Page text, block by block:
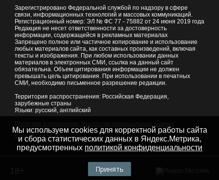
Зарегистрировано Федеральной службой по надзору в сфере
связи, информационных технологий и массовых коммуникаций.
Регистрационный номер: ЭЛ № ФС 77 - 75882 от 24 июня 2019 года
Редакция не несет ответственности за достоверность
информации, содержащейся в рекламных материалах
Запрещено полное или частичное копирование и использование
любых материалов сайта, как составных произведений, включая
тексты и изображения. При любом использовании данных
материалов в электронных СМИ, ссылка на данный сайт
обязательна. Объем цитирования информации не должен
превышать цель цитирования. При использовании в печатных
СМИ, необходимо письменное разрешение редакции.
Территория распространения: Российская Федерация,
зарубежные страны
Языки: русский, английский
© 2007 - 2026Портал Читы и Забайкальского края
Мы используем cookies для корректной работы сайта
и сбора статистических данных в Яндекс.Метрика,
предусмотренных политикой конфиденциальности
Принять